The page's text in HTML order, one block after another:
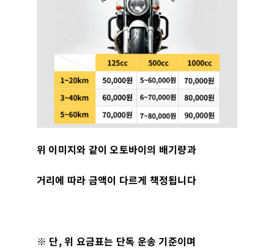
위 이미지와 같이 오토바이의 배기량과
거리에 따라 금액이 다르게 책정됩니다
※ 단,위 요금표는 단독 운송 기준이며